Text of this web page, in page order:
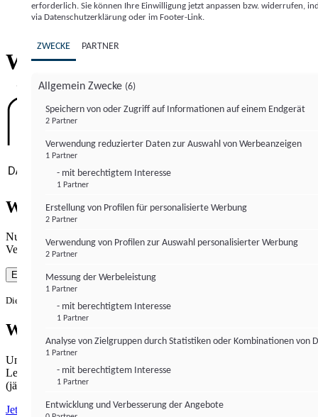
Institutional Money
ImpressumDatenschutzerklärung
Willkommen bei
Wie gewohnt mit Werbung lesen
Nutzen Sie institutional-money.com mit Ihrer Zustimmung zur
Verwendung von Cookies für Webanalyse und Werbemaßnahmen.
Einverstanden
Die Zustimmung ist jederzeit widerrufbar.
Werbefrei lesen
Unabhängiger Journalismus hat seinen Preis.
Lesen Sie institutional-money.com PUR für 33,99€ pro Monat
(jährliche Abrechnung).
Jetzt abonnieren
erforderlich. Sie können Ihre Einwilligung jetzt anpassen bzw. widerrufen,
via Datenschutzerklärung oder im Footer-Link.
ZWECKE PARTNER
Allgemein Zwecke (6)
Speichern von oder Zugriff auf Informationen auf einem Endgerät
2 Partner
Verwendung reduzierter Daten zur Auswahl von Werbeanzeigen
1 Partner
- mit berechtigtem Interesse
1 Partner
Erstellung von Profilen für personalisierte Werbung
2 Partner
Verwendung von Profilen zur Auswahl personalisierter Werbung
2 Partner
Messung der Werbeleistung
1 Partner
- mit berechtigtem Interesse
1 Partner
Analyse von Zielgruppen durch Statistiken oder Kombinationen von
1 Partner
- mit berechtigtem Interesse
1 Partner
Entwicklung und Verbesserung der Angebote